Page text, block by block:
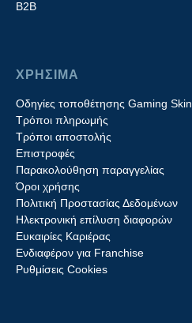
Β2B
ΧΡΗΣΙΜΑ
Οδηγίες τοποθέτησης Gaming Skin
Τρόποι πληρωμής
Τρόποι αποστολής
Επιστροφές
Παρακολούθηση παραγγελίας
Όροι χρήσης
Πολιτική Προστασίας Δεδομένων
Ηλεκτρονική επίλυση διαφορών
Ευκαιρίες Καριέρας
Ενδιαφέρον για Franchise
Ρυθμίσεις Cookies